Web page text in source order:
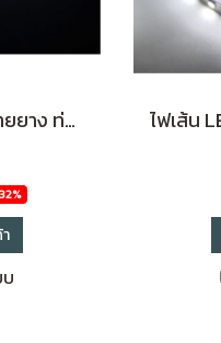
ชุดพร้อมใช้งานไฟสายยาง ท่อแบน LED Striplight 5050 220V 6mm แสงDaylight